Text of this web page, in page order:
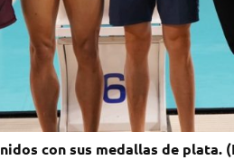
con sus medallas de plata.